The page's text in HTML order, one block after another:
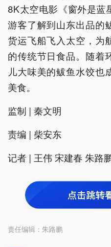
8K太空电影《窗外是蓝
游客了解到山东出品的
货运飞船飞入太空，为
的传统节日食品。随着
儿大味美的鲅鱼水饺也
美食。
监制 | 秦文明
责编 | 柴安东
记者 | 王伟 宋建春 朱路
责任编辑： 朱路鹏